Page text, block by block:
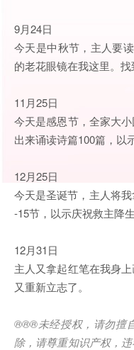
9月24日
今天是中秋节，主人要
的老花眼镜在我这里。找
11月25日
今天是感恩节，全家大
出来诵读诗篇100篇，以
12月25日
今天是圣诞节，主人将
-15节，以示庆祝救主降生
12月31日
主人又拿起红笔在我身
又重新立志了。
®®®未经授权，请勿擅
除，请尊重知识产权，